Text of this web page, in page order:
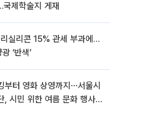
제학술지 게재
실리콘 15% 관세 부과에…
‘반색’
부터 영화 상영까지⋯서울시
, 시민 위한 여름 문화 행사